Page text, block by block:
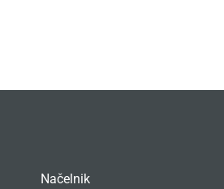
Načelnik